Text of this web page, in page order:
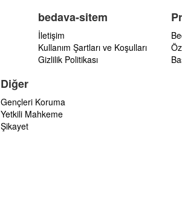
bedava-sitem
İletişim
Kullanım Şartları ve Koşulları
Gizlilik Politikası
Diğer
Gençleri Koruma
Yetkili Mahkeme
Şikayet